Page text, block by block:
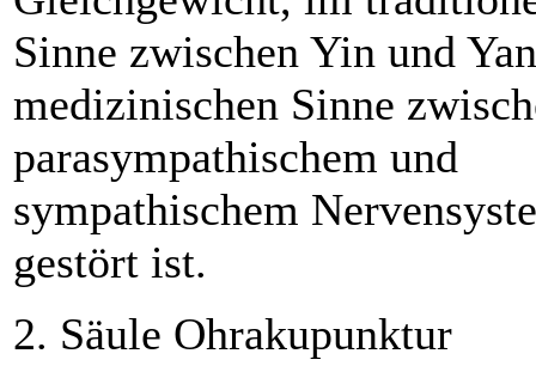
Sinne zwischen Yin und
medizinischen Sinne
parasympathischem und
sympathischem
gestört ist.
2. Säule Ohrakupunktur